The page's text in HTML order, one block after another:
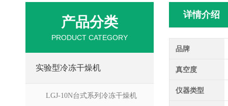
详情介绍
品牌
真空度
仪器类型
产品分类
PRODUCT CATEGORY
实验型冷冻干燥机
LGJ-10N台式系列冷冻干燥机